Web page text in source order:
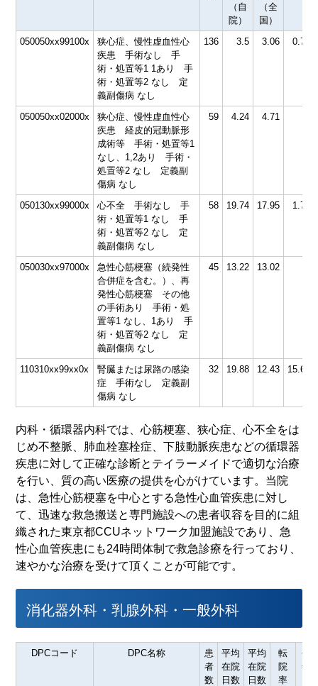
（自
院）
（全
国）
050050xx99100x
狭心症、慢性虚血性心
疾患 手術なし 手
術・処置等1 1あり 手
術・処置等2 なし 定
義副傷病 なし
136 3.5 3.06 0.74
050050xx02000x
狭心症、慢性虚血性心
疾患 経皮的冠動脈形
成術等 手術・処置等1
なし、1,2あり 手術・
処置等2 なし 定義副
傷病 なし
59 4.24 4.71
050130xx99000x
心不全 手術なし 手
術・処置等1 なし 手
術・処置等2 なし 定
義副傷病 なし
58 19.74 17.95 1.72
050030xx97000x
急性心筋梗塞（続発性
合併症を含む。）、再
発性心筋梗塞 その他
の手術あり 手術・処
置等1 なし、1あり 手
術・処置等2 なし 定
義副傷病 なし
45 13.22 13.02
110310xx99xx0x
腎臓または尿路の感染
症 手術なし 定義副
傷病 なし
32 19.88 12.43 15.63
内科・循環器内科では、心筋梗塞、狭心症、心不全をは
じめ不整脈、肺血栓塞栓症、下肢動脈疾患などの循環器
疾患に対して正確な診断とテイラーメイドで適切な治療
を行い、質の高い医療の提供を心がけています。当院
は、急性心筋梗塞を中心とする急性心血管疾患に対し
て、迅速な救急搬送と専門施設への患者収容を目的に組
織された東京都CCUネットワーク加盟施設であり、急
性心血管疾患にも24時間体制で救急診療を行っており、
速やかな治療を受けて頂くことが可能です。
消化器外科・乳腺外科・一般外科
DPCコード DPC名称
患
者
数
平均
在院
日数
平均
在院
日数
転
院
率
平
年